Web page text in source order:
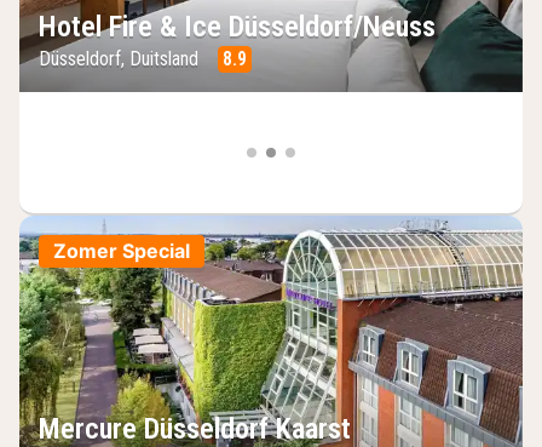
Hotel Fire & Ice Düsseldorf/Neuss
Düsseldorf, Duitsland 8.9
Zomer Special
Mercure Düsseldorf Kaarst